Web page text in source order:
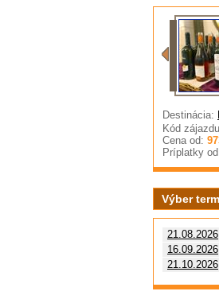
Destinácia:
Kód
Cena od:
Príplatky
Výber
21.08.2026
16.09.2026
21.10.2026